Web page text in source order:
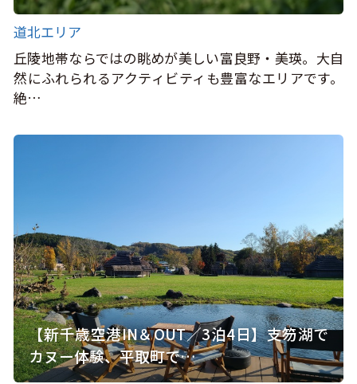
道北エリア
丘陵地帯ならではの眺めが美しい富良野・美瑛。大自
然にふれられるアクティビティも豊富なエリアです。
絶…
【新千歳空港IN＆OUT／3泊4日】支笏湖で
カヌー体験、平取町で…